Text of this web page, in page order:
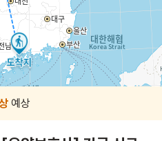
예상